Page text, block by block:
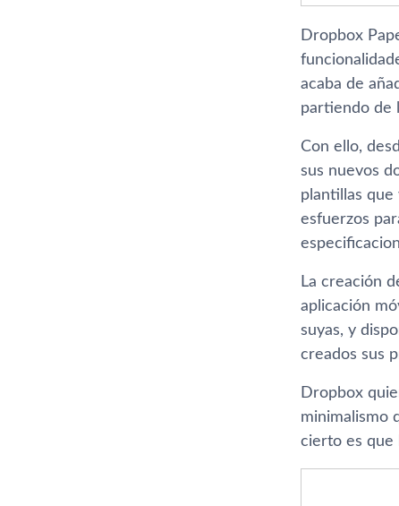
Dropbox
acaba de
partiendo de
Con ello,
sus nuevos
plantillas que
esfuerzos
La creación
aplicación
suyas, y
creados sus
Dropbox
minimalismo
cierto es que